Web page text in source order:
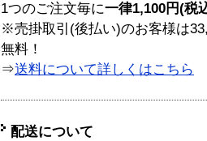
1つのご注文毎に一律1,100円(税
※売掛取引(後払い)のお客様は
無料！
⇒送料について詳しくはこちら
配送について